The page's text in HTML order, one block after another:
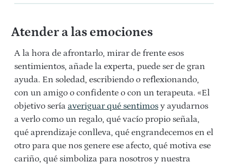
Atender a las emociones
A la hora de afrontarlo, mirar de frente esos
sentimientos, añade la experta, puede ser de gran
ayuda. En soledad, escribiendo o reflexionando,
con un amigo o confidente o con un terapeuta. «El
objetivo sería averiguar qué sentimos y ayudarnos
a verlo como un regalo, qué vacío propio señala,
qué aprendizaje conlleva, qué engrandecemos en el
otro para que nos genere ese afecto, qué motiva ese
cariño, qué simboliza para nosotros y nuestra